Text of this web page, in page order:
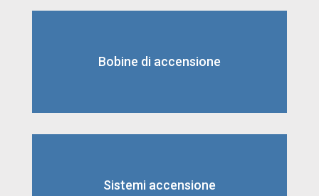
Bobine di accensione
Sistemi accensione